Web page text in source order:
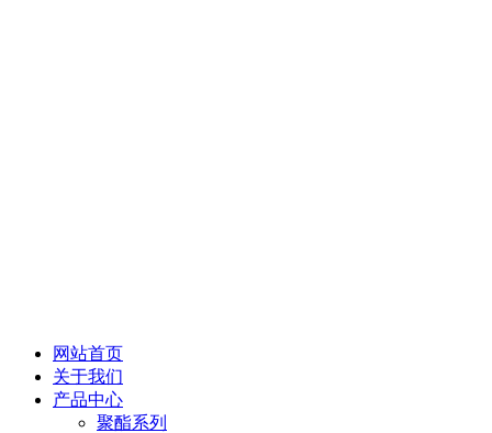
网站首页
关于我们
产品中心
聚酯系列